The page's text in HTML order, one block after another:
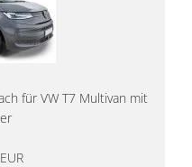
für VW T7 Multivan mit